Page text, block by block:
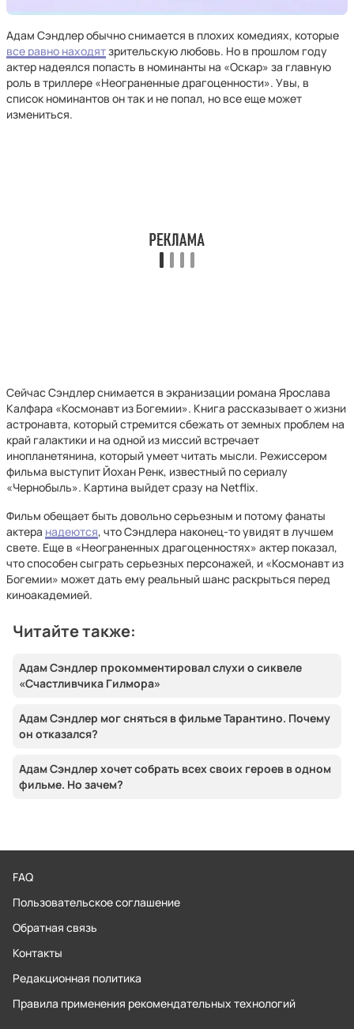
Адам Сэндлер обычно снимается в плохих комедиях, которые
все равно находятзрительскую любовь. Но в прошлом году
актер надеялся попасть в номинанты на «Оскар» за главную
роль в триллере «Неограненные драгоценности». Увы, в
список номинантов он так и не попал, но все еще может
измениться.
Сейчас Сэндлер снимается в экранизации романа Ярослава
Калфара «Космонавт из Богемии». Книга рассказывает о жизни
астронавта, который стремится сбежать от земных проблем на
край галактики и на одной из миссий встречает
инопланетянина, который умеет читать мысли. Режиссером
фильма выступит Йохан Ренк, известный по сериалу
«Чернобыль». Картина выйдет сразу на Netflix.
Фильм обещает быть довольно серьезным и потому фанаты
актера надеются, что Сэндлера наконец-то увидят в лучшем
свете. Еще в «Неограненных драгоценностях» актер показал,
что способен сыграть серьезных персонажей, и «Космонавт из
Богемии» может дать ему реальный шанс раскрыться перед
киноакадемией.
Читайте также:
Адам Сэндлер прокомментировал слухи о сиквеле
«Счастливчика Гилмора»
Адам Сэндлер мог сняться в фильме Тарантино. Почему
он отказался?
Адам Сэндлер хочет собрать всех своих героев в одном
фильме. Но зачем?
FAQ
Пользовательское соглашение
Обратная связь
Контакты
Редакционная политика
Правила применения рекомендательных технологий